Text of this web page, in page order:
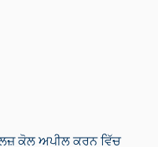
ਕੋਲ ਅਪੀਲ ਕਰਨ ਵਿੱਚ